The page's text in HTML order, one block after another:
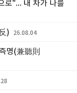
로"... 내 차가 나를
) 26.08.04
명(兼聽則